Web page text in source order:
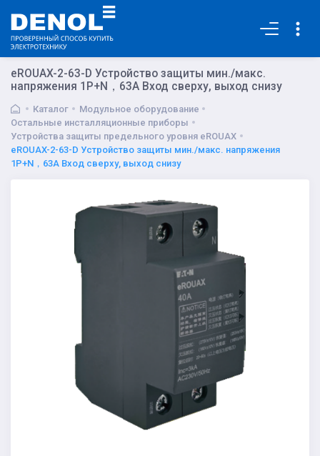
eROUAX-2-63-D Устройство защиты мин./макс.
напряжения 1P+N，63A Вход сверху, выход снизу
Каталог
Модульное оборудование
Остальные инсталляционные приборы
Устройства защиты предельного уровня eROUAX
eROUAX-2-63-D Устройство защиты мин./макс. напряжения
1P+N，63A Вход сверху, выход снизу